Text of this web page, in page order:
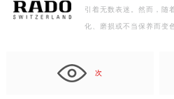
引着无数表迷。然而，随
化、磨损或不当保养而变
次